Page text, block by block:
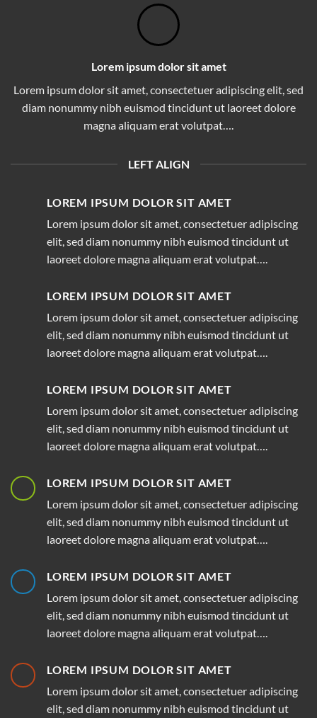
Lorem ipsum dolor sit amet
Lorem ipsum dolor sit amet, consectetuer adipiscing elit, sed
diam nonummy nibh euismod tincidunt ut laoreet dolore
magna aliquam erat volutpat….
LEFT ALIGN
LOREM IPSUM DOLOR SIT AMET
Lorem ipsum dolor sit amet, consectetuer adipiscing
elit, sed diam nonummy nibh euismod tincidunt ut
laoreet dolore magna aliquam erat volutpat….
LOREM IPSUM DOLOR SIT AMET
Lorem ipsum dolor sit amet, consectetuer adipiscing
elit, sed diam nonummy nibh euismod tincidunt ut
laoreet dolore magna aliquam erat volutpat….
LOREM IPSUM DOLOR SIT AMET
Lorem ipsum dolor sit amet, consectetuer adipiscing
elit, sed diam nonummy nibh euismod tincidunt ut
laoreet dolore magna aliquam erat volutpat….
LOREM IPSUM DOLOR SIT AMET
Lorem ipsum dolor sit amet, consectetuer adipiscing
elit, sed diam nonummy nibh euismod tincidunt ut
laoreet dolore magna aliquam erat volutpat….
LOREM IPSUM DOLOR SIT AMET
Lorem ipsum dolor sit amet, consectetuer adipiscing
elit, sed diam nonummy nibh euismod tincidunt ut
laoreet dolore magna aliquam erat volutpat….
LOREM IPSUM DOLOR SIT AMET
Lorem ipsum dolor sit amet, consectetuer adipiscing
elit, sed diam nonummy nibh euismod tincidunt ut